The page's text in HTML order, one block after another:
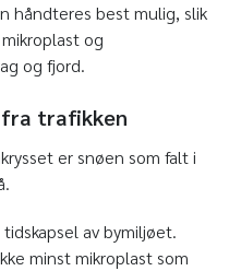
håndteres best mulig, slik
og
og fjord.
fra trafikken
er snøen som falt i
av bymiljøet.
minst mikroplast som